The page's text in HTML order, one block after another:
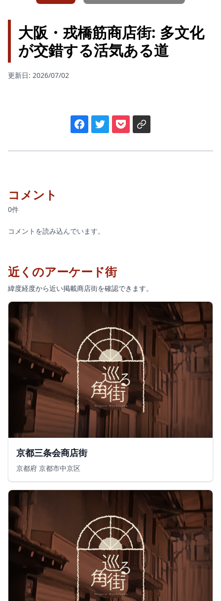
大阪・戎橋筋商店街: 多文化
が交錯する活気ある道
更新日: 2026/07/02
コメント
0件
コメントを読み込んでいます。
近くのアーケード街
緯度経度から近い掲載商店街を確認できます。
京都三条会商店街
京都府 京都市中京区